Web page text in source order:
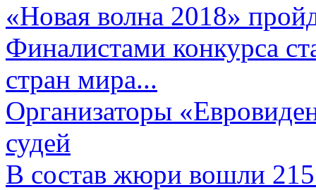
«Новая волна 2018»
Финалистами конкурса
стран мира...
Организаторы
судей
В состав жюри вошли 215